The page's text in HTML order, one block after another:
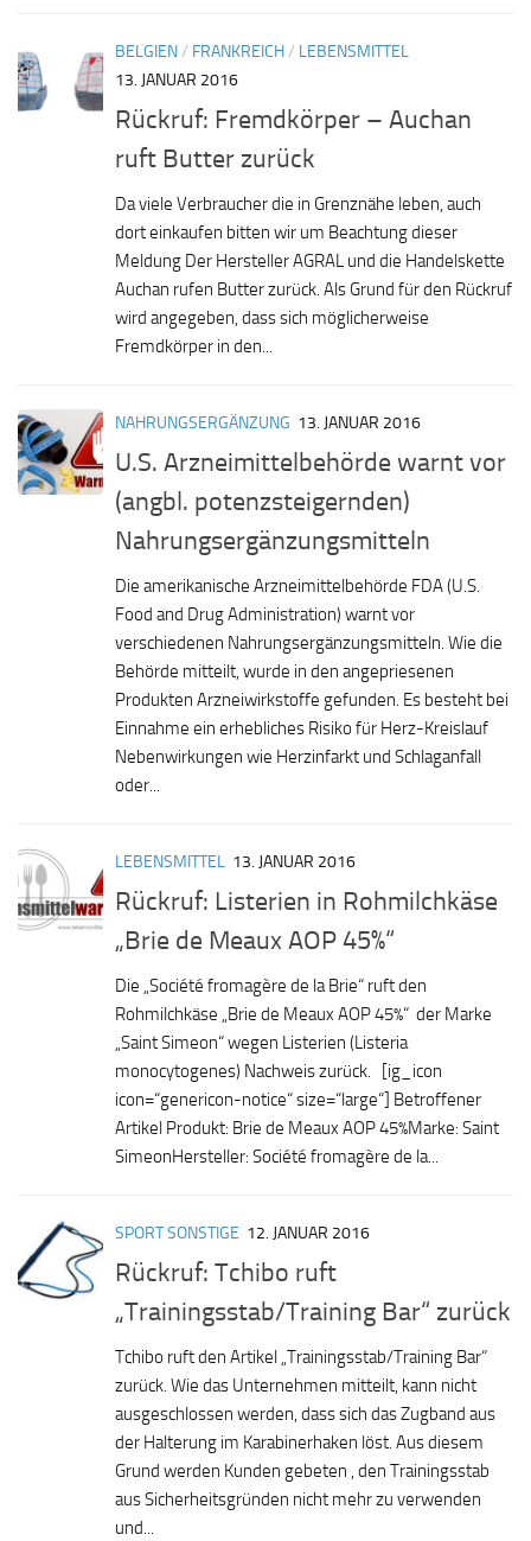
BELGIEN/ FRANKREICH/ LEBENSMITTEL
13. JANUAR 2016
Rückruf: Fremdkörper – Auchan
ruft Butter zurück
Da viele Verbraucher die in Grenznähe leben, auch
dort einkaufen bitten wir um Beachtung dieser
Meldung Der Hersteller AGRAL und die Handelskette
Auchan rufen Butter zurück. Als Grund für den Rückruf
wird angegeben, dass sich möglicherweise
Fremdkörper in den...
NAHRUNGSERGÄNZUNG 13. JANUAR 2016
U.S. Arzneimittelbehörde warnt vor
(angbl. potenzsteigernden)
Nahrungsergänzungsmitteln
Die amerikanische Arzneimittelbehörde FDA (U.S.
Food and Drug Administration) warnt vor
verschiedenen Nahrungsergänzungsmitteln. Wie die
Behörde mitteilt, wurde in den angepriesenen
Produkten Arzneiwirkstoffe gefunden. Es besteht bei
Einnahme ein erhebliches Risiko für Herz-Kreislauf
Nebenwirkungen wie Herzinfarkt und Schlaganfall
oder...
LEBENSMITTEL 13. JANUAR 2016
Rückruf: Listerien in Rohmilchkäse
„Brie de Meaux AOP 45%“
Die „Société fromagère de la Brie“ ruft den
Rohmilchkäse „Brie de Meaux AOP 45%“ der Marke
„Saint Simeon“ wegen Listerien (Listeria
monocytogenes) Nachweis zurück. [ig_icon
icon=“genericon-notice“ size=“large“] Betroffener
Artikel Produkt: Brie de Meaux AOP 45%Marke: Saint
SimeonHersteller: Société fromagère de la...
SPORT SONSTIGE 12. JANUAR 2016
Rückruf: Tchibo ruft
„Trainingsstab/Training Bar“ zurück
Tchibo ruft den Artikel „Trainingsstab/Training Bar“
zurück. Wie das Unternehmen mitteilt, kann nicht
ausgeschlossen werden, dass sich das Zugband aus
der Halterung im Karabinerhaken löst. Aus diesem
Grund werden Kunden gebeten , den Trainingsstab
aus Sicherheitsgründen nicht mehr zu verwenden
und...